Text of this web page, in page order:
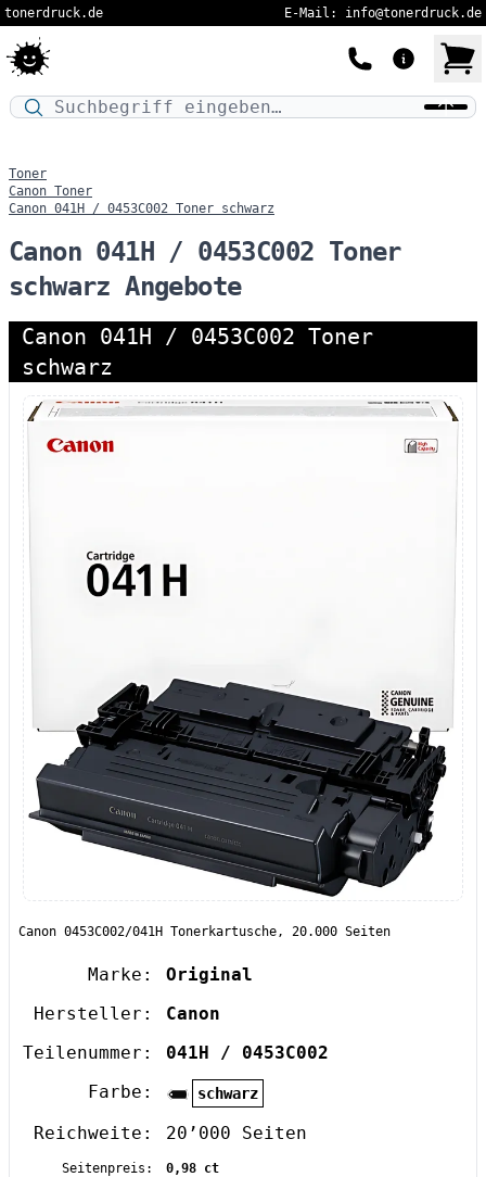
tonerdruck.de E-Mail: info@tonerdruck.de
Druckermodell oder Produktnamen eingeben…
Toner
Canon Toner
Canon 041H / 0453C002 Toner schwarz
Canon 041H / 0453C002 Toner
schwarz Angebote
Canon 041H / 0453C002 Toner
schwarz
Canon 0453C002/041H Tonerkartusche, 20.000 Seiten
Marke:
Original
Hersteller:
Canon
Teilenummer:
041H / 0453C002
Farbe:
schwarz
Reichweite: 20’000 Seiten
Seitenpreis:
0,98 ct